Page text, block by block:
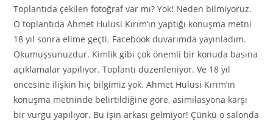
Toplantıda çekilen fotoğraf var mı? Yok! Neden bilmiyoruz.
O toplantıda Ahmet Hulusi Kırım’ın yaptığı konuşma metni
18 yıl sonra elime geçti. Facebook duvarımda yayınladım.
Okumuşsunuzdur. Kimlik gibi çok önemli bir konuda basına
açıklamalar yapılıyor. Toplantı düzenleniyor. Ve 18 yıl
öncesine ilişkin hiç bilgimiz yok. Ahmet Hulusi Kırım’ın
konuşma metninde belirtildiğine göre, asimilasyona karşı
bir vurgu yapılıyor. Bu işin arkası gelmiyor! Çünkü o salonda